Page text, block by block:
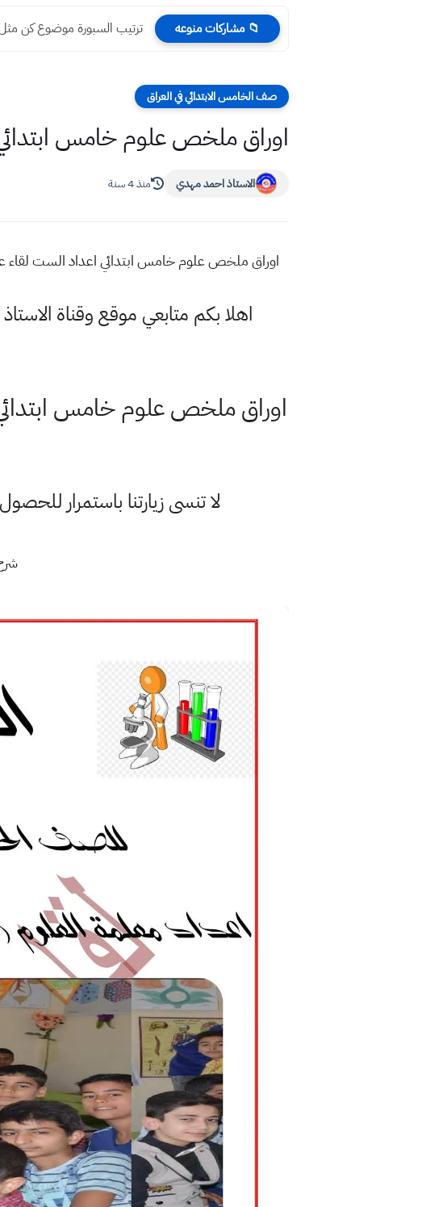
📁 مشاركات منوعه ترتيب السبورة موضوع كن مثل
صف الخامس الابتدائي في العراق
اوراق ملخص علوم خامس
الاستاذ احمد مهدي منذ 4 سنة
اوراق ملخص علوم خامس ابتدائي اعداد الست
اهلا بكم متابعي موقع وقناة
اوراق ملخص علوم خامس
لا تنسى زيارتنا باستمرار